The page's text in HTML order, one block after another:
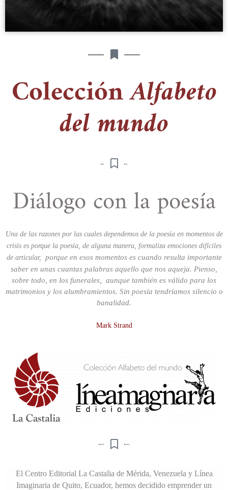
ColecciónAlfabeto
del mundo
Diálogo con la poesía
Una de las razones por las cuales dependemos de la poesía en momentos de
crisis es porque la poesía, de alguna manera, formaliza emociones difíciles
de articular, porque en esos momentos es cuando resulta importante
saber en unas cuantas palabras aquello que nos aqueja. Pienso,
sobre todo, en los funerales, aunque también es válido para los
matrimonios y los alumbramientos. Sin poesía tendríamos silencio o
banalidad.
Mark Strand
El Centro Editorial La Castalia de Mérida, Venezuela y Línea
Imaginaria de Quito, Ecuador, hemos decidido emprender un